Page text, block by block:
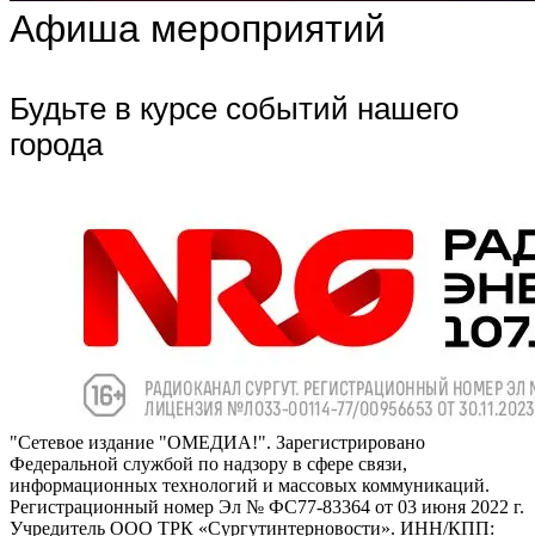
Афиша мероприятий
Будьте в курсе событий нашего
города
"Сетевое издание "ОМЕДИА!". Зарегистрировано
Федеральной службой по надзору в сфере связи,
информационных технологий и массовых коммуникаций.
Регистрационный номер Эл № ФС77-83364 от 03 июня 2022 г.
Учредитель ООО ТРК «Сургутинтерновости». ИНН/КПП: